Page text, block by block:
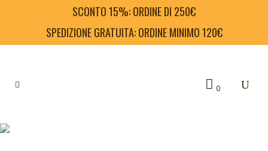
SCONTO 15%: ORDINE DI 250€
SPEDIZIONE GRATUITA: ORDINE MINIMO 120€
0